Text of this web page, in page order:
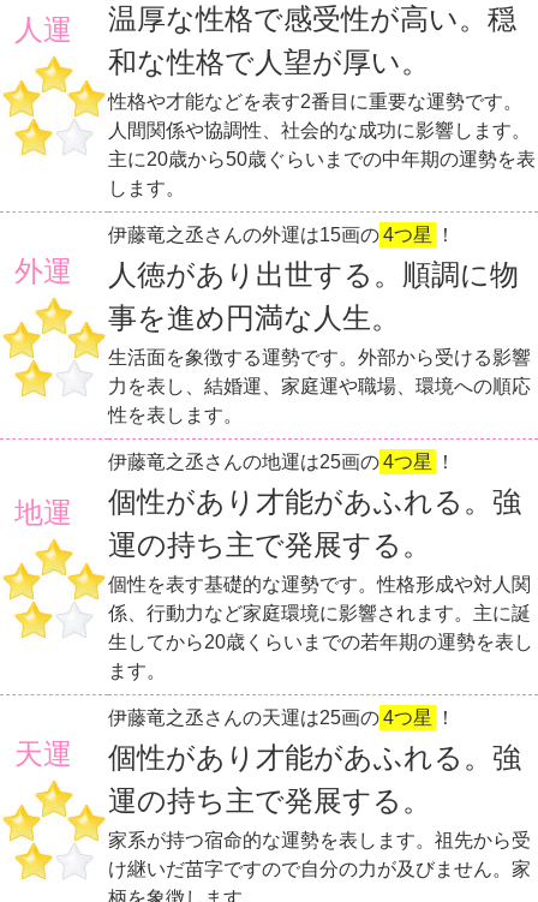
人運
温厚な性格で感受性が高い。穏
和な性格で人望が厚い。
性格や才能などを表す2番目に重要な運勢です。
人間関係や協調性、社会的な成功に影響します。
主に20歳から50歳ぐらいまでの中年期の運勢を表
します。
外運
伊藤竜之丞さんの外運は15画の4つ星 ！
人徳があり出世する。順調に物
事を進め円満な人生。
生活面を象徴する運勢です。外部から受ける影響
力を表し、結婚運、家庭運や職場、環境への順応
性を表します。
地運
伊藤竜之丞さんの地運は25画の4つ星 ！
個性があり才能があふれる。強
運の持ち主で発展する。
個性を表す基礎的な運勢です。性格形成や対人関
係、行動力など家庭環境に影響されます。主に誕
生してから20歳くらいまでの若年期の運勢を表し
ます。
天運
伊藤竜之丞さんの天運は25画の4つ星 ！
個性があり才能があふれる。強
運の持ち主で発展する。
家系が持つ宿命的な運勢を表します。祖先から受
け継いだ苗字ですので自分の力が及びません。家
柄を象徴します。